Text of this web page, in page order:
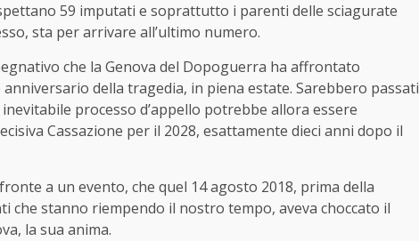
59 imputati e soprattutto i parenti delle sciagurate
sta per arrivare all’ultimo numero.
che la Genova del Dopoguerra ha affrontato
della tragedia, in piena estate. Sarebbero passati
processo d’appello potrebbe allora essere
Cassazione per il 2028, esattamente dieci anni dopo il
a un evento, che quel 14 agosto 2018, prima della
che stanno riempendo il nostro tempo, aveva choccato il
la sua anima.